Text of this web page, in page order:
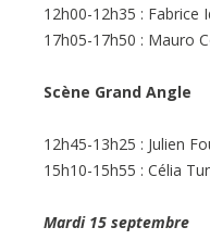
12h00-12h35 : Fabrice
17h05-17h50 : Mauro
Scène Grand Angle
12h45-13h25 : Julien
15h10-15h55 : Célia
Mardi 15 septembre